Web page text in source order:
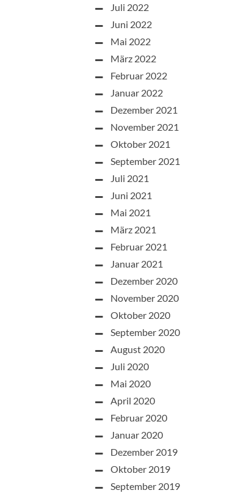
Juli 2022
Juni 2022
Mai 2022
März 2022
Februar 2022
Januar 2022
Dezember 2021
November 2021
Oktober 2021
September 2021
Juli 2021
Juni 2021
Mai 2021
März 2021
Februar 2021
Januar 2021
Dezember 2020
November 2020
Oktober 2020
September 2020
August 2020
Juli 2020
Mai 2020
April 2020
Februar 2020
Januar 2020
Dezember 2019
Oktober 2019
September 2019